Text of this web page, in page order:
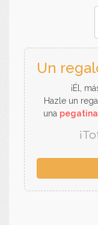
Un
¡Él,
Hazle un
una